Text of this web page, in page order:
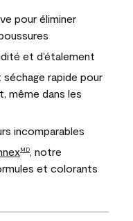
pour éliminer
et d’étalement
rapide pour
même dans les
incomparables
MD
, notre
et colorants